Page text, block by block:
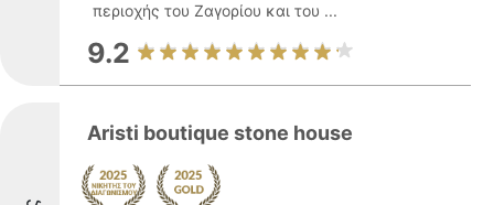
περιοχής του Ζαγορίου και του ...
9.2
Aristi boutique stone house